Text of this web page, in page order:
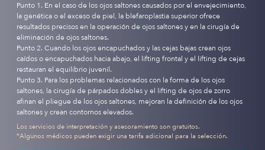
Punto 1. En el caso de los ojos saltones causados por el envejecimiento,
la genética o el exceso de piel, la blefaroplastia superior ofrece
resultados precisos en la operación de ojos saltones y en la cirugía de
eliminación de ojos saltones.
Punto 2. Cuando los ojos encapuchados y las cejas bajas crean ojos
caídos o encapuchados hacia abajo, el lifting frontal y el lifting de cejas
restauran el equilibrio juvenil.
Punto 3. Para los problemas relacionados con la forma de los ojos
saltones, la cirugía de párpados dobles y el lifting de ojos de zorro
afinan el pliegue de los ojos saltones, mejoran la definición de los ojos
saltones y crean contornos elevados.
Los servicios de interpretación y asesoramiento son gratuitos.
*Algunos médicos pueden exigir una tarifa adicional para la selección.